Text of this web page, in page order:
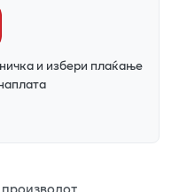
и избери плаќање